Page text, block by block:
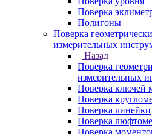
Поверка
Полигоны
Поверка
измерительных
Назад
Поверка
измерительных
Поверка ключей
Поверка
Поверка линейки
Поверка
Поверка